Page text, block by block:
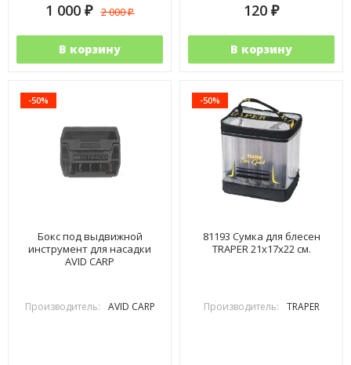
1 000 ₽ 2 000₽
В корзину
120 ₽
В корзину
-50%
Бокс под выдвижной
инструмент для насадки
AVID CARP
Производитель: AVID CARP
-50%
81193 Сумка для блесен
TRAPER 21х17х22 см.
Производитель: TRAPER